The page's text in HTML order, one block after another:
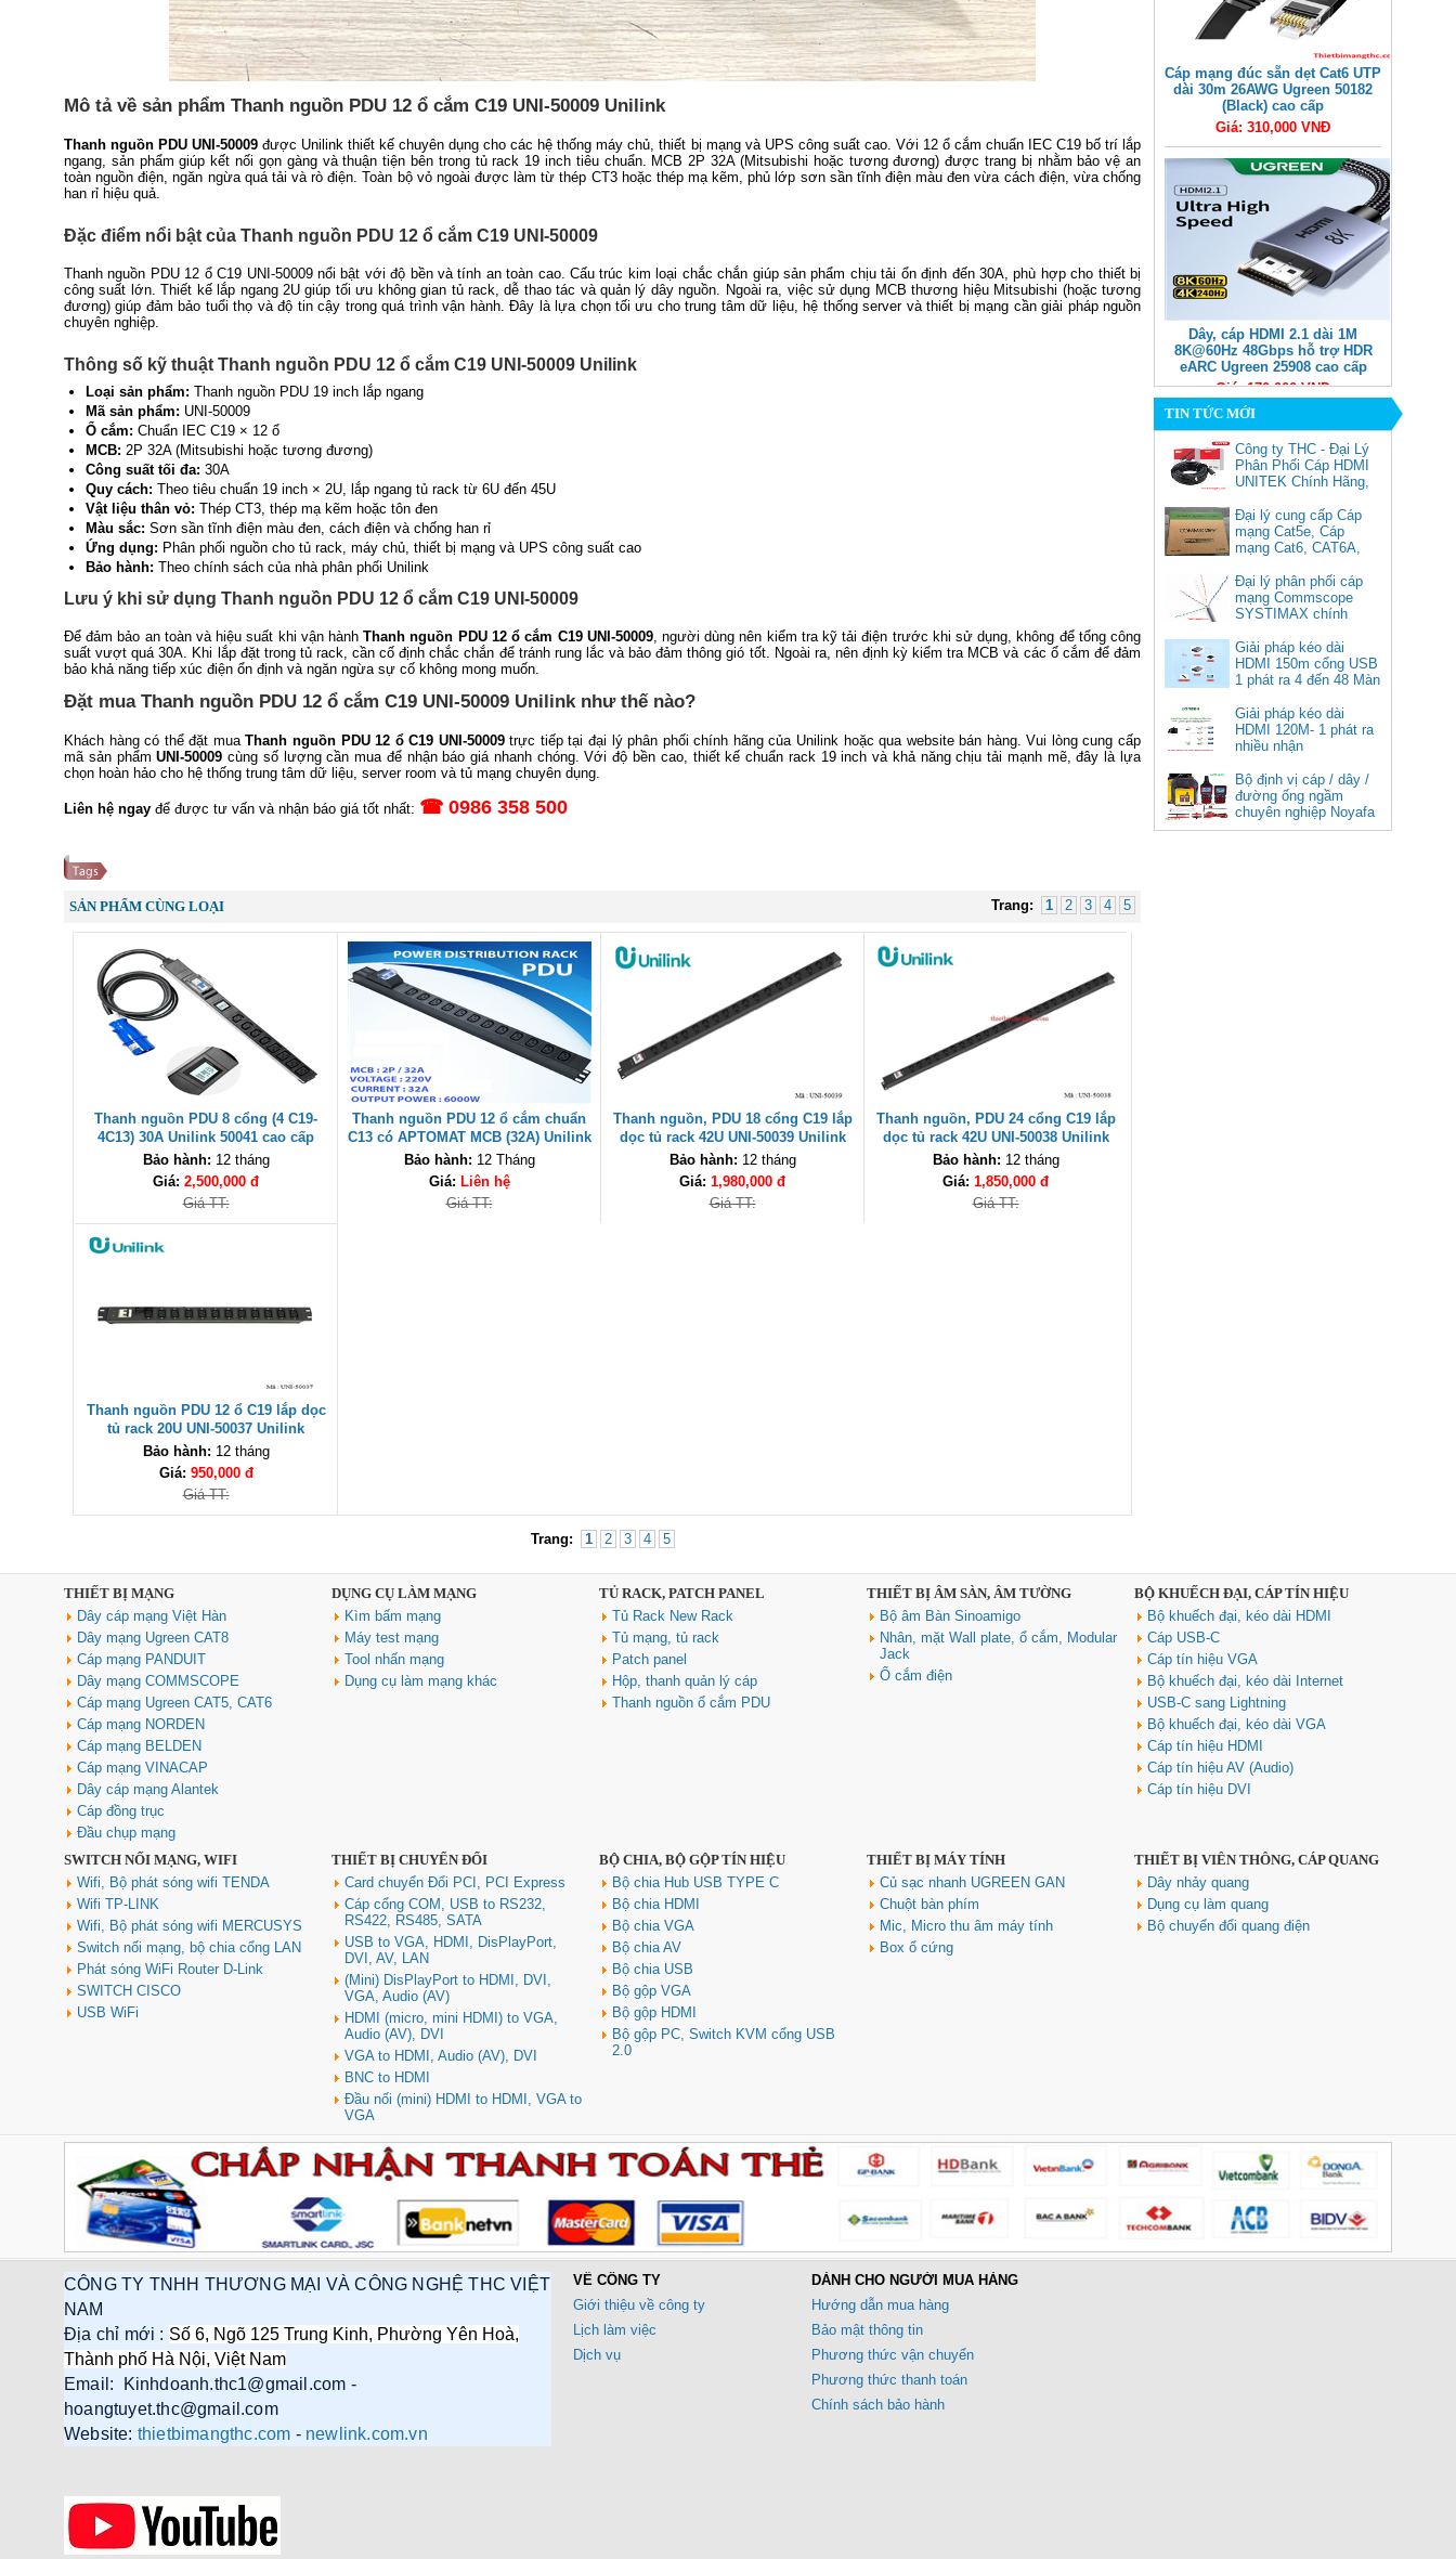
Mô tả về sản phẩm Thanh nguồn PDU 12 ổ cắm C19 UNI-50009 Unilink
Thanh nguồn PDU UNI-50009 được Unilink thiết kế chuyên dụng cho các hệ thống máy chủ, thiết bị mạng và UPS công suất cao. Với 12 ổ cắm chuẩn IEC C19 bố trí lắp
ngang, sản phẩm giúp kết nối gọn gàng và thuận tiện bên trong tủ rack 19 inch tiêu chuẩn. MCB 2P 32A (Mitsubishi hoặc tương đương) được trang bị nhằm bảo vệ an
toàn nguồn điện, ngăn ngừa quá tải và rò điện. Toàn bộ vỏ ngoài được làm từ thép CT3 hoặc thép mạ kẽm, phủ lớp sơn sần tĩnh điện màu đen vừa cách điện, vừa chống
han rỉ hiệu quả.
Đặc điểm nổi bật của Thanh nguồn PDU 12 ổ cắm C19 UNI-50009
Thanh nguồn PDU 12 ổ C19 UNI-50009 nổi bật với độ bền và tính an toàn cao. Cấu trúc kim loại chắc chắn giúp sản phẩm chịu tải ổn định đến 30A, phù hợp cho thiết bị
công suất lớn. Thiết kế lắp ngang 2U giúp tối ưu không gian tủ rack, dễ thao tác và quản lý dây nguồn. Ngoài ra, việc sử dụng MCB thương hiệu Mitsubishi (hoặc tương
đương) giúp đảm bảo tuổi thọ và độ tin cậy trong quá trình vận hành. Đây là lựa chọn tối ưu cho trung tâm dữ liệu, hệ thống server và thiết bị mạng cần giải pháp nguồn
chuyên nghiệp.
Thông số kỹ thuật Thanh nguồn PDU 12 ổ cắm C19 UNI-50009 Unilink
Loại sản phẩm: Thanh nguồn PDU 19 inch lắp ngang
Mã sản phẩm: UNI-50009
Ổ cắm: Chuẩn IEC C19 × 12 ổ
MCB: 2P 32A (Mitsubishi hoặc tương đương)
Công suất tối đa: 30A
Quy cách: Theo tiêu chuẩn 19 inch × 2U, lắp ngang tủ rack từ 6U đến 45U
Vật liệu thân vỏ: Thép CT3, thép mạ kẽm hoặc tôn đen
Màu sắc: Sơn sần tĩnh điện màu đen, cách điện và chống han rỉ
Ứng dụng: Phân phối nguồn cho tủ rack, máy chủ, thiết bị mạng và UPS công suất cao
Bảo hành: Theo chính sách của nhà phân phối Unilink
Lưu ý khi sử dụng Thanh nguồn PDU 12 ổ cắm C19 UNI-50009
Để đảm bảo an toàn và hiệu suất khi vận hànhThanh nguồn PDU 12 ổ cắm C19 UNI-50009, người dùng nên kiểm tra kỹ tải điện trước khi sử dụng, không để tổng công
suất vượt quá 30A. Khi lắp đặt trong tủ rack, cần cố định chắc chắn để tránh rung lắc và bảo đảm thông gió tốt. Ngoài ra, nên định kỳ kiểm tra MCB và các ổ cắm để đảm
bảo khả năng tiếp xúc điện ổn định và ngăn ngừa sự cố không mong muốn.
Đặt mua Thanh nguồn PDU 12 ổ cắm C19 UNI-50009 Unilink như thế nào?
Khách hàng có thể đặt muaThanh nguồn PDU 12 ổ C19 UNI-50009trực tiếp tại đại lý phân phối chính hãng của Unilink hoặc qua website bán hàng. Vui lòng cung cấp
mã sản phẩmUNI-50009 cùng số lượng cần mua để nhận báo giá nhanh chóng. Với độ bền cao, thiết kế chuẩn rack 19 inch và khả năng chịu tải mạnh mẽ, đây là lựa
chọn hoàn hảo cho hệ thống trung tâm dữ liệu, server room và tủ mạng chuyên dụng.
Liên hệ ngay để được tư vấn và nhận báo giá tốt nhất: ☎ 0986 358 500
Trang: 1 2 3 4 5
SẢN PHẨM CÙNG LOẠI
Thanh nguồn PDU 8 cổng (4 C19-
4C13) 30A Unilink 50041 cao cấp
Bảo hành: 12 tháng
Giá: 2,500,000 đ
Giá TT:
Thanh nguồn PDU 12 ổ cắm chuẩn
C13 có APTOMAT MCB (32A) Unilink
UNI -50040 cao cấp
Bảo hành: 12 Tháng
Giá: Liên hệ
Giá TT:
Thanh nguồn, PDU 18 cổng C19 lắp
dọc tủ rack 42U UNI-50039 Unilink
Bảo hành: 12 tháng
Giá: 1,980,000 đ
Giá TT:
Thanh nguồn, PDU 24 cổng C19 lắp
dọc tủ rack 42U UNI-50038 Unilink
Bảo hành: 12 tháng
Giá: 1,850,000 đ
Giá TT:
Thanh nguồn PDU 12 ổ C19 lắp dọc
tủ rack 20U UNI-50037 Unilink
Bảo hành: 12 tháng
Giá: 950,000 đ
Giá TT:
Trang: 1 2 3 4 5
Cáp mạng đúc sẵn dẹt Cat6 UTP
dài 30m 26AWG Ugreen 50182
(Black) cao cấp
Giá: 310,000 VNĐ
Dây, cáp HDMI 2.1 dài 1M
8K@60Hz 48Gbps hỗ trợ HDR
eARC Ugreen 25908 cao cấp
Giá: 170,000 VNĐ
Cáp chuyển USB Type-C sang
Displayport 1.4 độ phân giải
cao cấp
Giá: 350,000 VNĐ
Cáp điều khiển 2 đôi 22AWG
(Belden Control 22AWG 2pair
cable 305m cuộn) - (8723) cao
cấp
Giá: 6,500,000 VNĐ
Củ sạc nhanh 3 cổng PD 3.1
GaN Nexode Pro 100W Ugreen
Giá: 1,290,000 VNĐ
TIN TỨC MỚI
Công ty THC - Đại Lý
Phân Phối Cáp HDMI
UNITEK Chính Hãng,
Đại lý cung cấp Cáp
mạng Cat5e, Cáp
mạng Cat6, CAT6A,
Commscope
Đại lý phân phối cáp
mạng Commscope
SYSTIMAX chính
Giải pháp kéo dài
HDMI 150m cổng USB
1 phát ra 4 đến 48 Màn
Giải pháp kéo dài
HDMI 120M- 1 phát ra
nhiều nhận
Bộ định vị cáp / dây /
đường ống ngầm
chuyên nghiệp Noyafa
NF-826
THIẾT BỊ MẠNG
Dây cáp mạng Việt Hàn
Dây mạng Ugreen CAT8
Cáp mạng PANDUIT
Dây mạng COMMSCOPE
Cáp mạng Ugreen CAT5, CAT6
Cáp mạng NORDEN
Cáp mạng BELDEN
Cáp mạng VINACAP
Dây cáp mạng Alantek
Cáp đồng trục
Đầu chụp mạng
DỤNG CỤ LÀM MẠNG
Kìm bấm mạng
Máy test mạng
Tool nhấn mạng
Dụng cụ làm mạng khác
TỦ RACK, PATCH PANEL
Tủ Rack New Rack
Tủ mạng, tủ rack
Patch panel
Hộp, thanh quản lý cáp
Thanh nguồn ổ cắm PDU
THIẾT BỊ ÂM SÀN, ÂM TƯỜNG
Bộ âm Bàn Sinoamigo
Nhân, mặt Wall plate, ổ cắm, Modular
Jack
Ổ cắm điện
BỘ KHUẾCH ĐẠI, CÁP TÍN HIỆU
Bộ khuếch đại, kéo dài HDMI
Cáp USB-C
Cáp tín hiệu VGA
Bộ khuếch đại, kéo dài Internet
USB-C sang Lightning
Bộ khuếch đại, kéo dài VGA
Cáp tín hiệu HDMI
Cáp tín hiệu AV (Audio)
Cáp tín hiệu DVI
SWITCH NỐI MẠNG, WIFI
Wifi, Bộ phát sóng wifi TENDA
Wifi TP-LINK
Wifi, Bộ phát sóng wifi MERCUSYS
Switch nối mạng, bộ chia cổng LAN
Phát sóng WiFi Router D-Link
SWITCH CISCO
USB WiFi
THIẾT BỊ CHUYỂN ĐỔI
Card chuyển Đổi PCI, PCI Express
Cáp cổng COM, USB to RS232,
RS422, RS485, SATA
USB to VGA, HDMI, DisPlayPort,
DVI, AV, LAN
(Mini) DisPlayPort to HDMI, DVI,
VGA, Audio (AV)
HDMI (micro, mini HDMI) to VGA,
Audio (AV), DVI
VGA to HDMI, Audio (AV), DVI
BNC to HDMI
Đầu nối (mini) HDMI to HDMI, VGA to
VGA
BỘ CHIA, BỘ GỘP TÍN HIỆU
Bộ chia Hub USB TYPE C
Bộ chia HDMI
Bộ chia VGA
Bộ chia AV
Bộ chia USB
Bộ gộp VGA
Bộ gộp HDMI
Bộ gộp PC, Switch KVM cổng USB
2.0
THIẾT BỊ MÁY TÍNH
Củ sạc nhanh UGREEN GAN
Chuột bàn phím
Mic, Micro thu âm máy tính
Box ổ cứng
THIẾT BỊ VIỄN THÔNG, CÁP QUANG
Dây nhảy quang
Dụng cụ làm quang
Bộ chuyển đổi quang điện
CÔNG TY TNHH THƯƠNG MẠI VÀ CÔNG NGHỆ THC VIỆT
NAM
Địa chỉ mới : Số 6, Ngõ 125 Trung Kinh, Phường Yên Hoà,
Thành phố Hà Nội, Việt Nam
Email: Kinhdoanh.thc1@gmail.com -
hoangtuyet.thc@gmail.com
Website: thietbimangthc.com - newlink.com.vn
VỀ CÔNG TY
Giới thiệu về công ty
Lịch làm việc
Dịch vụ
DÀNH CHO NGƯỜI MUA HÀNG
Hướng dẫn mua hàng
Bảo mật thông tin
Phương thức vận chuyển
Phương thức thanh toán
Chính sách bảo hành